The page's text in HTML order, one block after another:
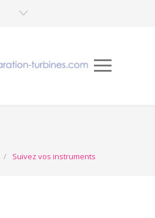
/ Suivez vos instruments